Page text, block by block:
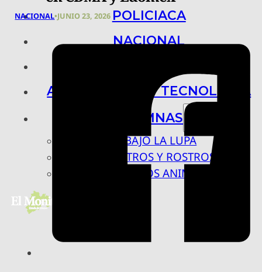
POLICIACA
NACIONAL
ARTE, CIENCIA Y TECNOLOGÍA
COLUMNAS
BAJO LA LUPA
RASTROS Y ROSTROS
VÍNCULOS ANIMALES
NACIONAL•JUNIO 23, 2026